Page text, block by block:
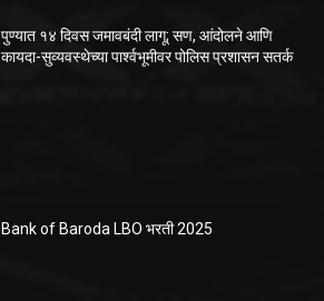
पुण्यात १४ दिवस जमावबंदी लागू; सण, आंदोलने आणि
कायदा-सुव्यवस्थेच्या पार्श्वभूमीवर पोलिस प्रशासन सतर्क
Bank of Baroda LBO भरती 2025